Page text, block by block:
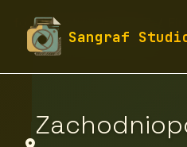
Sangraf
fototapety-sangraf.pl
Firmy z województwa